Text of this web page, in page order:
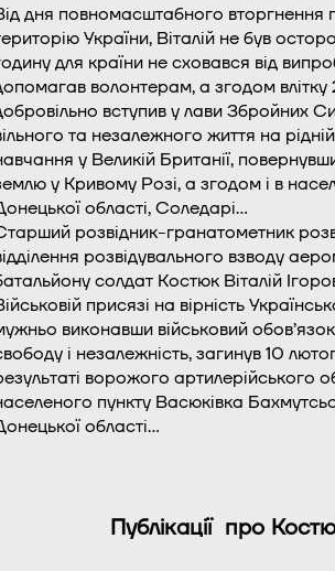
дня повномасштабного вторгнення
України, Віталій не був
для країни не сховався від
волонтерам, а згодом
вступив у лави Збройних
та незалежного життя на
у Великій Британії,
у Кривому Розі, а згодом і в
області, Соледарі…
розвідник-гранатометник
розвідувального взводу
солдат Костюк Віталій
присязі на вірність
виконавши військовий
і незалежність, загинув 10
ворожого артилерійського
пункту Васюківка
області…
Публікації про